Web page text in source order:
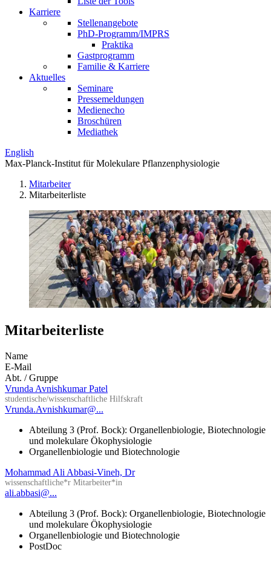
Karriere
Stellenangebote
PhD-Programm/IMPRS
Praktika
Gastprogramm
Familie & Karriere
Aktuelles
Seminare
Pressemeldungen
Medienecho
Broschüren
Mediathek
English
Max-Planck-Institut für Molekulare Pflanzenphysiologie
Mitarbeiter
Mitarbeiterliste
Mitarbeiterliste
Name
E-Mail
Abt. / Gruppe
Vrunda Avnishkumar Patel
studentische/wissenschaftliche Hilfskraft
Vrunda.Avnishkumar@...
Abteilung 3 (Prof. Bock): Organellenbiologie, Biotechnologie
und molekulare Ökophysiologie
Organellenbiologie und Biotechnologie
Mohammad Ali Abbasi-Vineh, Dr
wissenschaftliche*r Mitarbeiter*in
ali.abbasi@...
Abteilung 3 (Prof. Bock): Organellenbiologie, Biotechnologie
und molekulare Ökophysiologie
Organellenbiologie und Biotechnologie
PostDoc